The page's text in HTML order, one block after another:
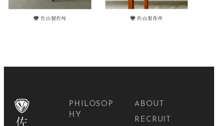
PHILOSOP
HY
ABOUT
RECRUIT